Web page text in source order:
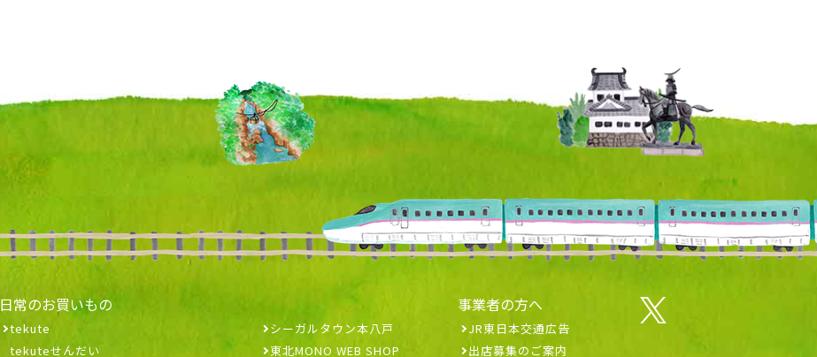
日常のお買いもの
tekute
tekuteせんだい
シーガルタウン本八戸
東北MONO WEB SHOP
事業者の方へ
JR東日本交通広告
出店募集のご案内